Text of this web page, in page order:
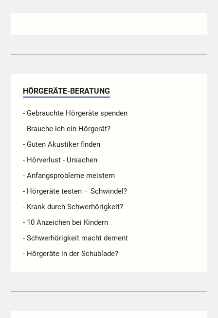
HÖRGERÄTE-BERATUNG
- Gebrauchte Hörgeräte spenden
- Brauche ich ein Hörgerät?
- Guten Akustiker finden
- Hörverlust - Ursachen
- Anfangsprobleme meistern
- Hörgeräte testen – Schwindel?
- Krank durch Schwerhörigkeit?
- 10 Anzeichen bei Kindern
- Schwerhörigkeit macht dement
- Hörgeräte in der Schublade?